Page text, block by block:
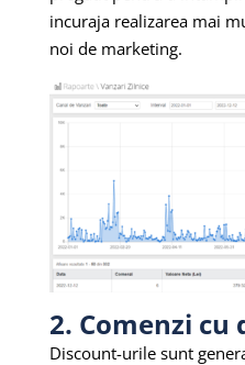
incuraja realizarea mai
noi de marketing.
2. Comenzi cu
Discount-urile sunt